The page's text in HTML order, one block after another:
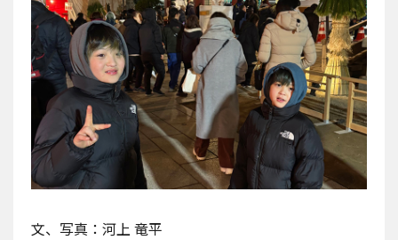
文、写真：河上 竜平